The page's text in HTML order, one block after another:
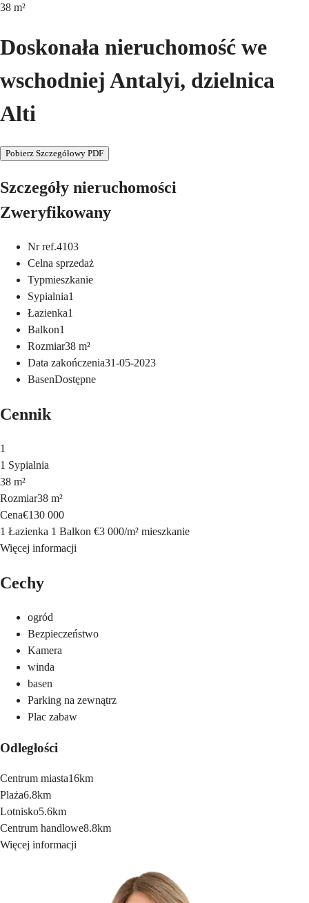
38 m²
Doskonała nieruchomość we
wschodniej Antalyi, dzielnica
Alti
Pobierz Szczegółowy PDF
Szczegóły nieruchomości
Zweryfikowany
Nr ref.4103
Celna sprzedaż
Typmieszkanie
Sypialnia1
Łazienka1
Balkon1
Rozmiar38 m²
Data zakończenia31-05-2023
BasenDostępne
Cennik
1
1 Sypialnia
38 m²
Rozmiar38 m²
Cena€130 000
1 Łazienka 1 Balkon €3 000/m² mieszkanie
Więcej informacji
Cechy
ogród
Bezpieczeństwo
Kamera
winda
basen
Parking na zewnątrz
Plac zabaw
Odległości
Centrum miasta16km
Plaża6.8km
Lotnisko5.6km
Centrum handlowe8.8km
Więcej informacji